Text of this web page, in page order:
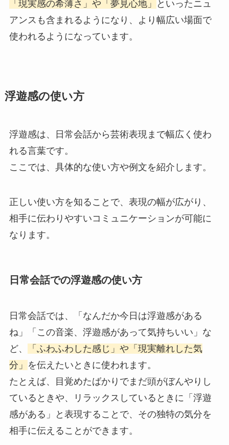
「現実感の希薄さ」や「夢見心地」
といったニュ
アンスも含まれるようになり、より幅広い場面で
使われるようになっています。
浮遊感の使い方
浮遊感は、日常会話から芸術表現まで幅広く使わ
れる言葉です。
ここでは、具体的な使い方や例文を紹介します。
正しい使い方を知ることで、表現の幅が広がり、
相手に伝わりやすいコミュニケーションが可能に
なります。
日常会話での浮遊感の使い方
日常会話では、「なんだか今日は浮遊感がある
ね」「この音楽、浮遊感があって気持ちいい」な
ど、
「ふわふわした感じ」や「現実離れした気
分」 を伝えたいときに使われます。
たとえば、目覚めたばかりでまだ頭がぼんやりし
ているときや、リラックスしているときに「浮遊
感がある」と表現することで、その独特の気分を
相手に伝えることができます。